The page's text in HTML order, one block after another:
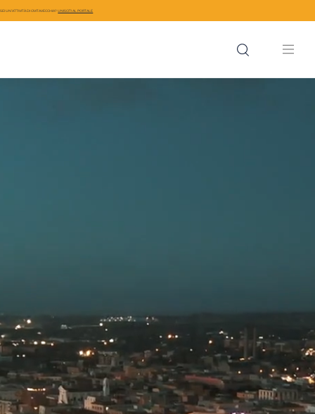
SEI UN’ATTIVITÀ DI CIVITAVECCHIA?UNISCITI AL PORTALE